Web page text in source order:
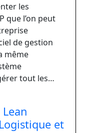
les
que l’on peut
de gestion
même
tout les…
et